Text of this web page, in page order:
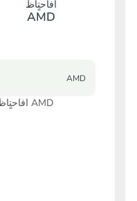
افاحتٍاظ
AMD
AMD
افاحتٍاظ: 3 683 713.31 AMD